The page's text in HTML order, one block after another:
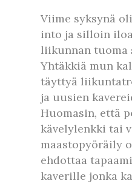
Viime syksynä
into ja silloin
liikunnan tuoma
Yhtäkkiä mun
täyttyä
ja uusien
Huomasin, että
kävelylenkki tai
maastopyöräily
ehdottaa
kaverille jonka